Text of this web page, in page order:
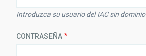
Introduzca su usuario del IAC sin dominio
CONTRASEÑA